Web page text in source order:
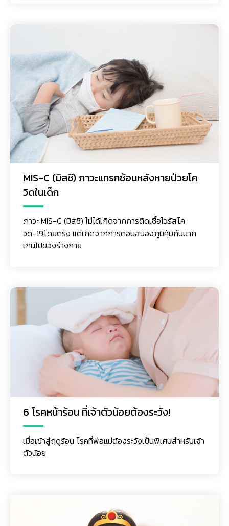
MIS-C (มิสซี) ภาวะแทรกซ้อนหลังหายป่วยโค
วิดในเด็ก
ภาวะ MIS-C (มิสซี) ไม่ได้เกิดจากการติดเชื้อไวรัสโค
วิด-19โดยตรง แต่เกิดจากการตอบสนองภูมิคุ้มกันมาก
เกินไปของร่างกาย
6 โรคหน้าร้อน ที่เจ้าตัวน้อยต้องระวัง!
เมื่อเข้าสู่ฤดูร้อน โรคที่พ่อแม่ต้องระวังเป็นพิเศษสำหรับเจ้า
ตัวน้อย